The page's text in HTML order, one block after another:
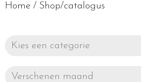
Home / Shop/catalogus
Kies een categorie
Verschenen maand